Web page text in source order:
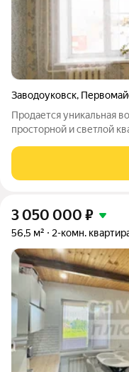
Заводоуковск,
Продается уникальная
просторной и светлой
удобство. В квартире
3 050 000 ₽
56,5 м² 2-комн.